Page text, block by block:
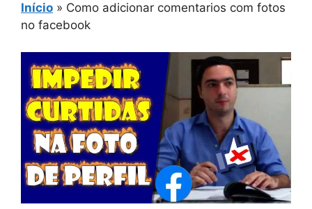
Início » Como adicionar comentarios com fotos
no facebook